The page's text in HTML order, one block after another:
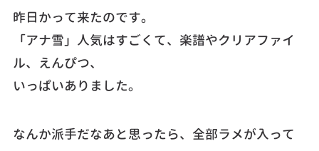
昨日かって来たのです。
「アナ雪」人気はすごくて、楽譜やクリアファイ
ル、えんぴつ、
いっぱいありました。
なんか派手だなあと思ったら、全部ラメが入って